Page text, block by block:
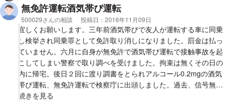
今後、または後日、刑事裁判、略式裁判などあって判決、刑事罰
などの懲役刑などあるのでしょうか？
詳しく教えて頂けると大変助かります。
宜しくお願い致します。
無免許運転酒気帯び運転
相談者
500029さんの相談 投稿日： 2016年11月09日
宜しくお願いします。三年前酒気帯びで友人が運転する車に同乗
し検挙され同乗罪として免許取り消しになりました。罰金は払っ
ていません。六月に自身が無免許で酒気帯び運転で接触事故を起
こしてしまい警察で取り調べを受けました。拘束は無くその日の
内に帰宅。後日２回に渡り調書をとられアルコール0.2mgの酒気
帯び運転、無免許運転で検察庁に出頭しました。過去、信号無視
や旋回禁止等はありますが、無免許は今回が初めてです。どの様
視覚的に省略された相談全文の
続きを見る